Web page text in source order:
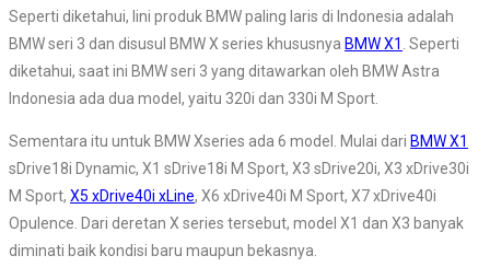
Seperti diketahui, lini produk BMW paling laris di Indonesia adalah
BMW seri 3 dan disusul BMW X series khususnya BMW X1 . Seperti
diketahui, saat ini BMW seri 3 yang ditawarkan oleh BMW Astra
Indonesia ada dua model, yaitu 320i dan 330i M Sport.
Sementara itu untuk BMW Xseries ada 6 model. Mulai dari BMW X1
sDrive18i Dynamic, X1 sDrive18i M Sport, X3 sDrive20i, X3 xDrive30i
M Sport, X5 xDrive40i xLine, X6 xDrive40i M Sport, X7 xDrive40i
Opulence. Dari deretan X series tersebut, model X1 dan X3 banyak
diminati baik kondisi baru maupun bekasnya.